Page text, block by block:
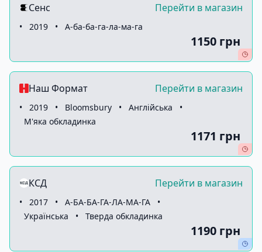
Сенс Перейти в магазин
• 2019 • А-ба-ба-га-ла-ма-га
1150 грн
Наш Формат Перейти в магазин
• 2019 • Bloomsbury • Англійська
•
М'яка обкладинка
1171 грн
КСД Перейти в магазин
• 2017 • А-БА-БА-ГА-ЛА-МА-ГА
•
Українська
• Тверда обкладинка
1190 грн